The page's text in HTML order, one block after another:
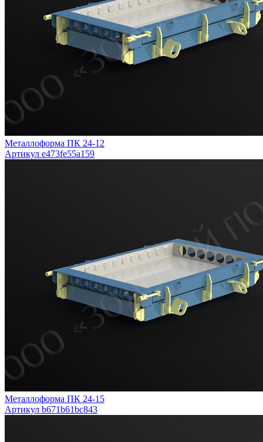
Металлоформа ПК 24-12
Артикул e473fe55a159
Металлоформа ПК 24-15
Артикул b671b61bc843